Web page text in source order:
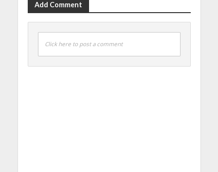
Add Comment
Click here to post a comment